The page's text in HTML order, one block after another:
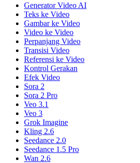
Generator Video AI
Teks ke Video
Gambar ke Video
Video ke Video
Perpanjang Video
Transisi Video
Referensi ke Video
Kontrol Gerakan
Efek Video
Sora 2
Sora 2 Pro
Veo 3.1
Veo 3
Grok Imagine
Kling 2.6
Seedance 2.0
Seedance 1.5 Pro
Wan 2.6